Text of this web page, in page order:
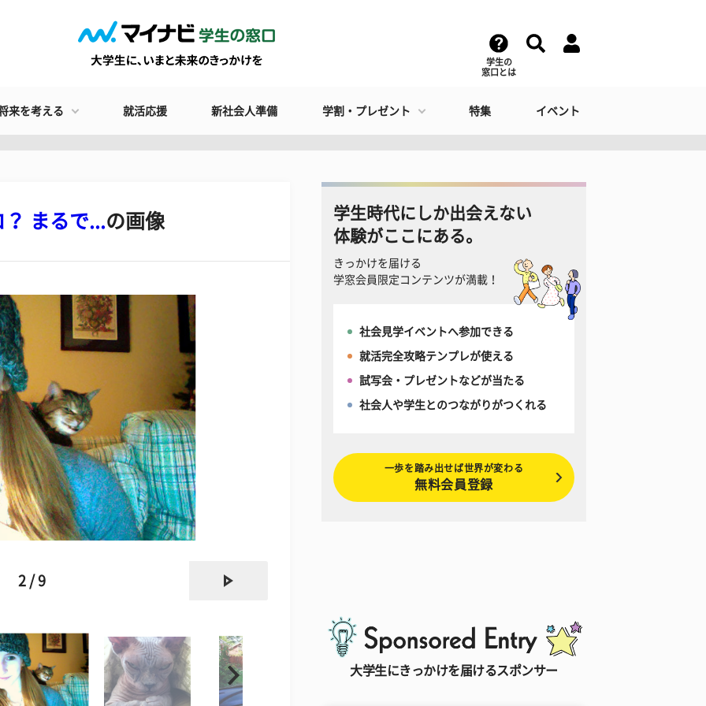
学生の
窓口とは
来を考える 就活応援 新社会人準備 学割・プレゼント 特集 イベント
まるで...の画像
2 / 9
学生時代にしか出会えない
体験がここにある。
きっかけを届ける
学窓会員限定コンテンツが満載！
社会見学イベントへ参加できる
就活完全攻略テンプレが使える
試写会・プレゼントなどが当たる
社会人や学生とのつながりがつくれる
一歩を踏み出せば世界が変わる
無料会員登録
大学生にきっかけを届けるスポンサー